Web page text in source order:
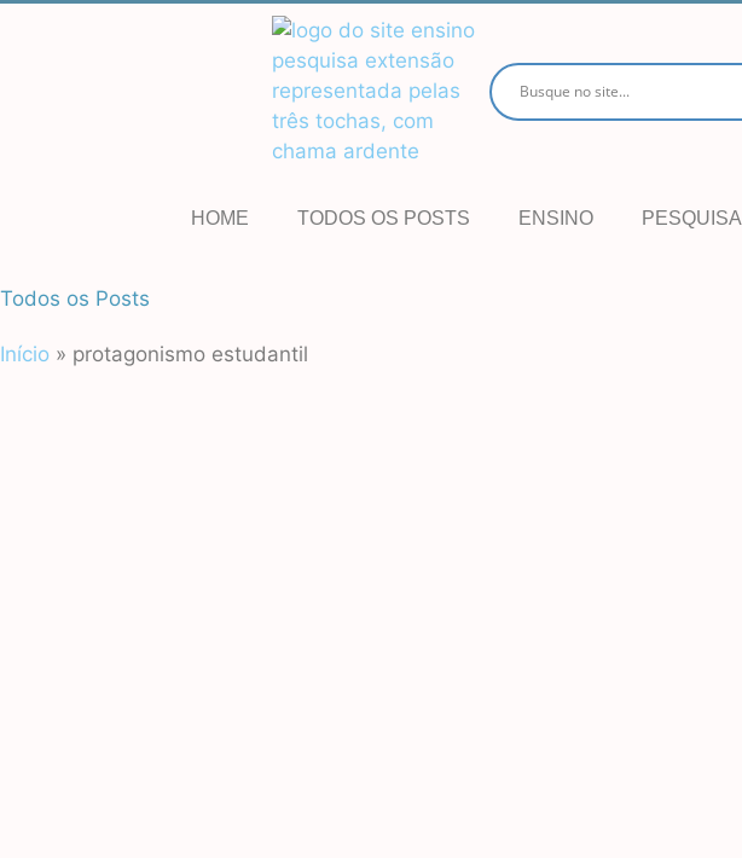
HOME TODOS OS POSTS ENSINO PESQUISA
Todos os Posts
Início » protagonismo estudantil